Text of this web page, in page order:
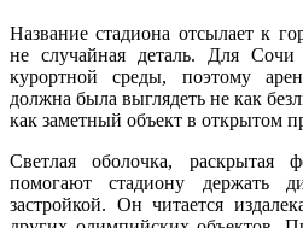
Название стадиона отсылает к
не случайная деталь. Для
курортной среды, поэтому
должна была выглядеть не как
как заметный объект в открытом
Светлая оболочка,
помогают стадиону держать
застройкой. Он читается